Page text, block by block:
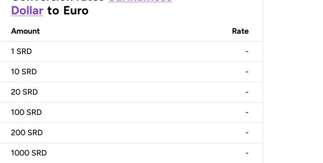
Dollar to Euro
Amount Rate
1 SRD -
10 SRD -
20 SRD -
100 SRD -
200 SRD -
1000 SRD -